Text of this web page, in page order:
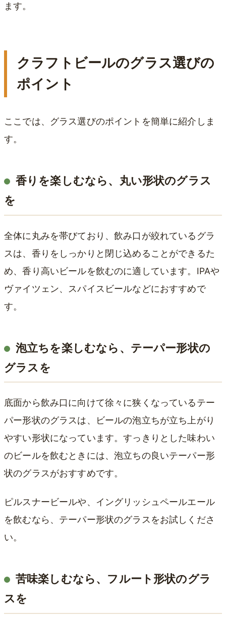
ます。
クラフトビールのグラス選びの
ポイント
ここでは、グラス選びのポイントを簡単に紹介しま
す。
香りを楽しむなら、丸い形状のグラス
を
全体に丸みを帯びており、飲み口が絞れているグラ
スは、香りをしっかりと閉じ込めることができるた
め、香り高いビールを飲むのに適しています。IPAや
ヴァイツェン、スパイスビールなどにおすすめで
す。
泡立ちを楽しむなら、テーパー形状の
グラスを
底面から飲み口に向けて徐々に狭くなっているテー
パー形状のグラスは、ビールの泡立ちが立ち上がり
やすい形状になっています。すっきりとした味わい
のビールを飲むときには、泡立ちの良いテーパー形
状のグラスがおすすめです。
ピルスナービールや、イングリッシュペールエール
を飲むなら、テーパー形状のグラスをお試しくださ
い。
苦味楽しむなら、フルート形状のグラ
スを